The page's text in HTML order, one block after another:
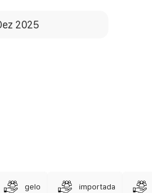
2025
gelo importada